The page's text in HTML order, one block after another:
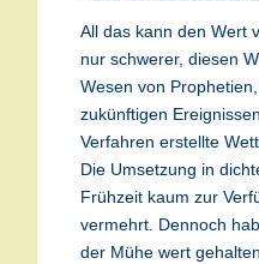
All das kann den Wert
nur schwerer, diesen
Wesen von
zukünftigen
Verfahren erstellte
Die Umsetzung in
Frühzeit kaum zur
vermehrt. Dennoch
der Mühe wert